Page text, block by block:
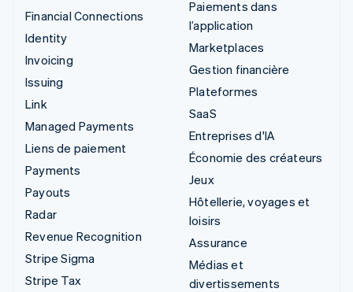
Financial Connections
Identity
Invoicing
Issuing
Link
Managed Payments
Liens de paiement
Payments
Payouts
Radar
Revenue Recognition
Stripe Sigma
Stripe Tax
Paiements dans
l’application
Marketplaces
Gestion financière
Plateformes
SaaS
Entreprises d'IA
Économie des créateurs
Jeux
Hôtellerie, voyages et
loisirs
Assurance
Médias et
divertissements